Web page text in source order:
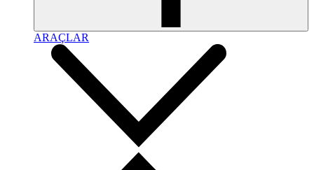
ARAÇLAR